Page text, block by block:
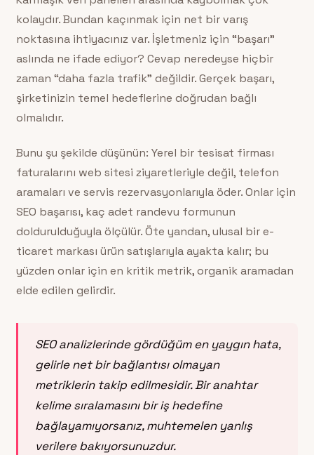
kolaydır. Bundan kaçınmak için net bir varış
noktasına ihtiyacınız var. İşletmeniz için “başarı”
aslında ne ifade ediyor? Cevap neredeyse hiçbir
zaman “daha fazla trafik” değildir. Gerçek başarı,
şirketinizin temel hedeflerine doğrudan bağlı
olmalıdır.
Bunu şu şekilde düşünün: Yerel bir tesisat firması
faturalarını web sitesi ziyaretleriyle değil, telefon
aramaları ve servis rezervasyonlarıyla öder. Onlar için
SEO başarısı, kaç adet randevu formunun
doldurulduğuyla ölçülür. Öte yandan, ulusal bir e-
ticaret markası ürün satışlarıyla ayakta kalır; bu
yüzden onlar için en kritik metrik, organik aramadan
elde edilen gelirdir.
SEO analizlerinde gördüğüm en yaygın hata,
gelirle net bir bağlantısı olmayan
metriklerin takip edilmesidir. Bir anahtar
kelime sıralamasını bir iş hedefine
bağlayamıyorsanız, muhtemelen yanlış
verilere bakıyorsunuzdur.